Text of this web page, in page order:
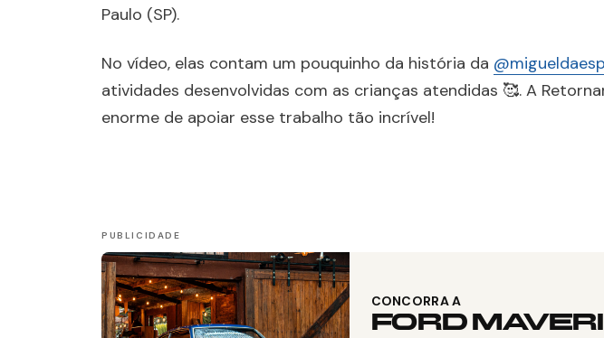
Paulo (SP).
No vídeo, elas contam um pouquinho da história da
atividades desenvolvidas com as crianças atendidas 🥰. A
enorme de apoiar esse trabalho tão incrível!
CONCORRA A
FORD